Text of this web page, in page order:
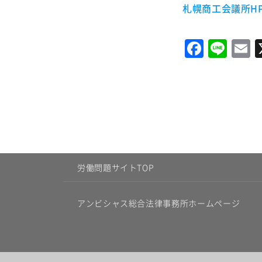
札幌商工会議所
労働問題サイトTOP
アンビシャス総合法律事務所ホームページ